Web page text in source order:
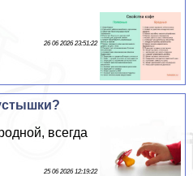
26 06 2026 23:51:22
всегда
25 06 2026 12:19:22